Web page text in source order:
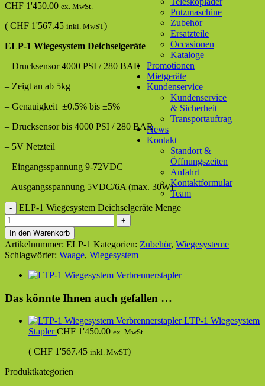
Putzmaschine
Zubehör
Ersatzteile
Occasionen
Kataloge
Promotionen
Mietgeräte
Kundenservice
Kundenservice
& Sicherheit
Transportauftrag
News
Kontakt
Standort &
Öffnungszeiten
Anfahrt
Kontaktformular
Team
CHF 1'450.00 ex. MwSt.
( CHF 1'567.45 inkl. MwST)
ELP-1 Wiegesystem Deichselgeräte
– Drucksensor 4000 PSI / 280 BAR
– Zeigt an ab 5kg
– Genauigkeit ±0.5% bis ±5%
– Drucksensor bis 4000 PSI / 280 BAR
– 5V Netzteil
– Eingangsspannung 9-72VDC
– Ausgangsspannung 5VDC/6A (max. 30W)
ELP-1 Wiegesystem Deichselgeräte Menge
In den Warenkorb
Artikelnummer: ELP-1 Kategorien: Zubehör, Wiegesysteme
Schlagwörter: Waage, Wiegesystem
Das könnte Ihnen auch gefallen …
LTP-1 Wiegesystem
Stapler CHF 1'450.00 ex. MwSt.
( CHF 1'567.45 inkl. MwST)
Produktkategorien